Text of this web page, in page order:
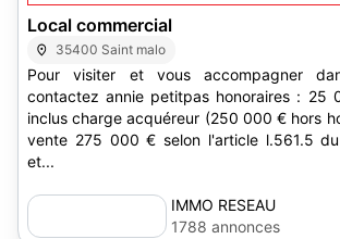
Local commercial
35400 Saint malo
Pour visiter et vous accompagner
contactez annie petitpas honoraires : 25 000 € ttc (10 %)
inclus charge acquéreur (250 000 € hors
vente 275 000 € selon l'article l.561.5
et...
IMMO RESEAU
1788 annonces